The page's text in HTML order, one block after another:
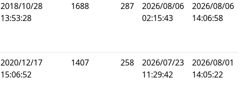
2018/10/28
13:53:28
1688 287
2026/08/06
02:15:43
2026/08/06
14:06:58
2020/12/17
15:06:52
1407 258
2026/07/23
11:29:42
2026/08/01
14:05:22